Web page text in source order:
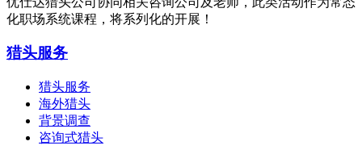
化职场系统课程，将系列化的开展！
猎头服务
猎头服务
海外猎头
背景调查
咨询式猎头